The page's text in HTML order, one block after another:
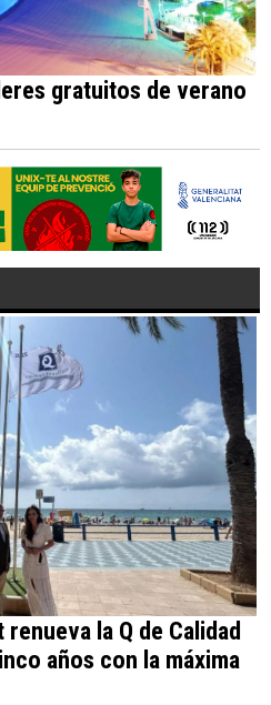
gratuitos de verano
la Q de Calidad
años con la máxima